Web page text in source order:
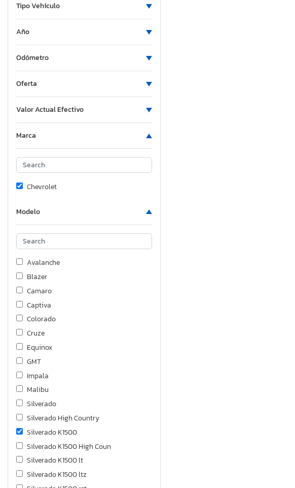
Tipo Vehículo
Año
Odómetro
Oferta
Valor Actual Efectivo
Marca
Chevrolet
Modelo
Avalanche
Blazer
Camaro
Captiva
Colorado
Cruze
Equinox
GMT
Impala
Malibu
Silverado
Silverado High Country
Silverado K1500
Silverado K1500 High Coun
Silverado K1500 lt
Silverado K1500 ltz